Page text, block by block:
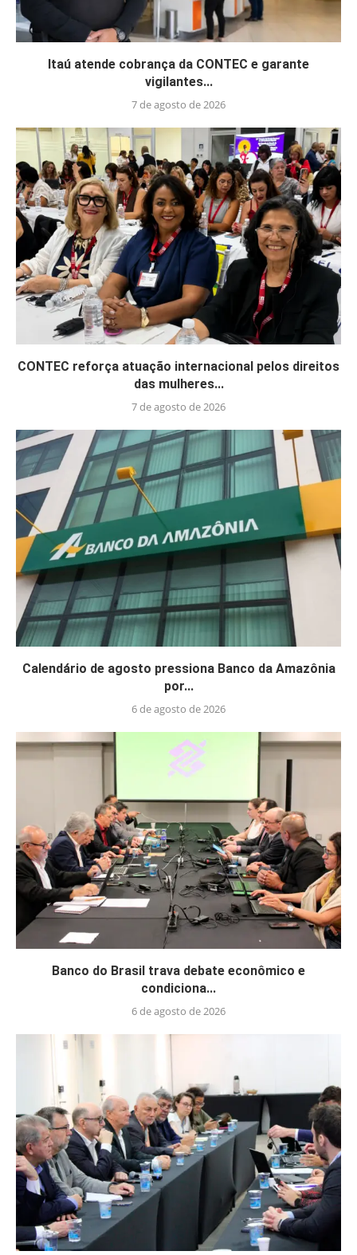
Itaú atende cobrança da CONTEC e garante
vigilantes...
7 de agosto de 2026
CONTEC reforça atuação internacional pelos direitos
das mulheres...
7 de agosto de 2026
Calendário de agosto pressiona Banco da Amazônia
por...
6 de agosto de 2026
Banco do Brasil trava debate econômico e
condiciona...
6 de agosto de 2026